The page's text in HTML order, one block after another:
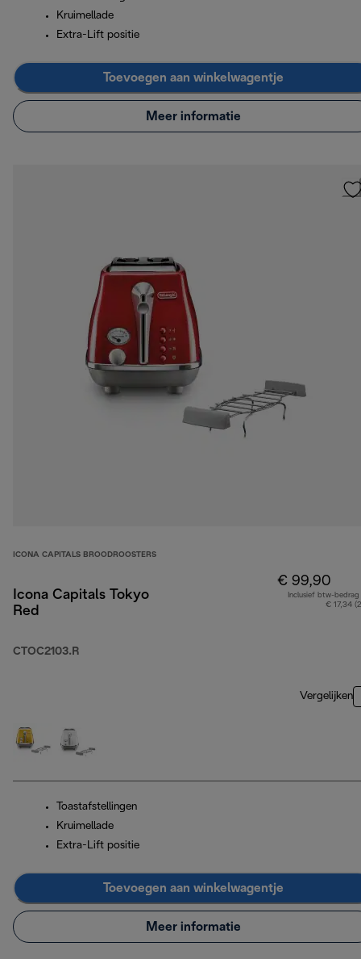
Kruimellade
Extra-Lift positie
Toevoegen aan winkelwagentje
Meer informatie
ICONA CAPITALS BROODROOSTERS
Icona Capitals Tokyo
Red
CTOC2103.R
€ 99,90
Inclusief btw-bedrag
€ 17,34
Vergelijken
Toastafstellingen
Kruimellade
Extra-Lift positie
Toevoegen aan winkelwagentje
Meer informatie